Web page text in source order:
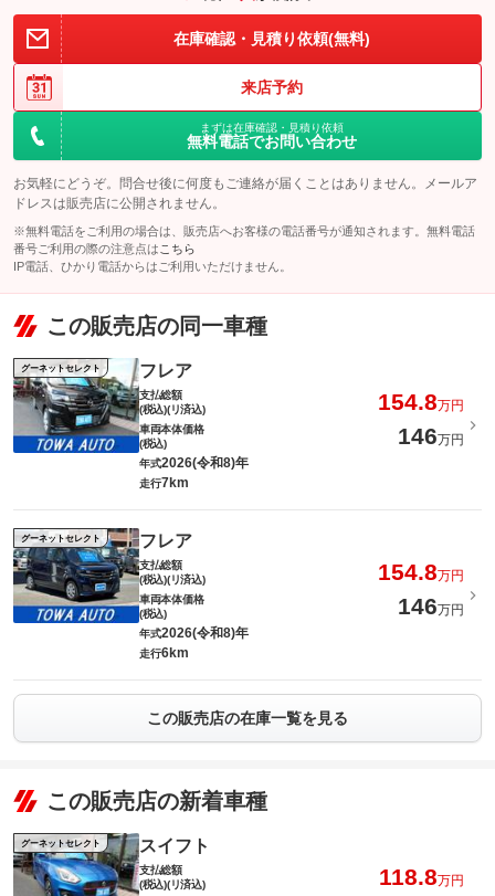
在庫確認・見積り依頼(無料)
来店予約
まずは在庫確認・見積り依頼
無料電話でお問い合わせ
お気軽にどうぞ。問合せ後に何度もご連絡が届くことはありません。メールア
ドレスは販売店に公開されません。
※無料電話をご利用の場合は、販売店へお客様の電話番号が通知されます。無料電話
番号ご利用の際の注意点は こちら
IP電話、ひかり電話からはご利用いただけません。
この販売店の同一車種
グーネットセレクト フレア
支払総額
(税込)(リ済込)
154.8万円
車両本体価格
(税込)
146万円
年式2026(令和8)年
走行7km
グーネットセレクト フレア
支払総額
(税込)(リ済込)
154.8万円
車両本体価格
(税込)
146万円
年式2026(令和8)年
走行6km
この販売店の在庫一覧を見る
この販売店の新着車種
グーネットセレクト スイフト
支払総額
(税込)(リ済込)
118.8万円